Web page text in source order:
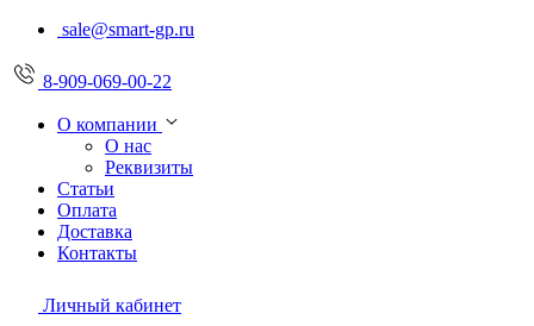
sale@smart-gp.ru
8-909-069-00-22
О компании
О нас
Реквизиты
Статьи
Оплата
Доставка
Контакты
Личный кабинет